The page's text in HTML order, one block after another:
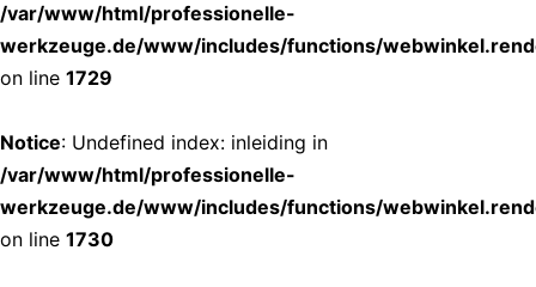
/var/www/html/professionelle-
werkzeuge.de/www/includes/functions/
on line 1729
Notice: Undefined index: inleiding in
/var/www/html/professionelle-
werkzeuge.de/www/includes/functions/
on line 1730